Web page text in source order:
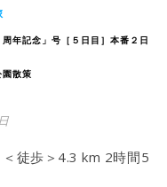
年記念」号［５日目］本番２日
園散策